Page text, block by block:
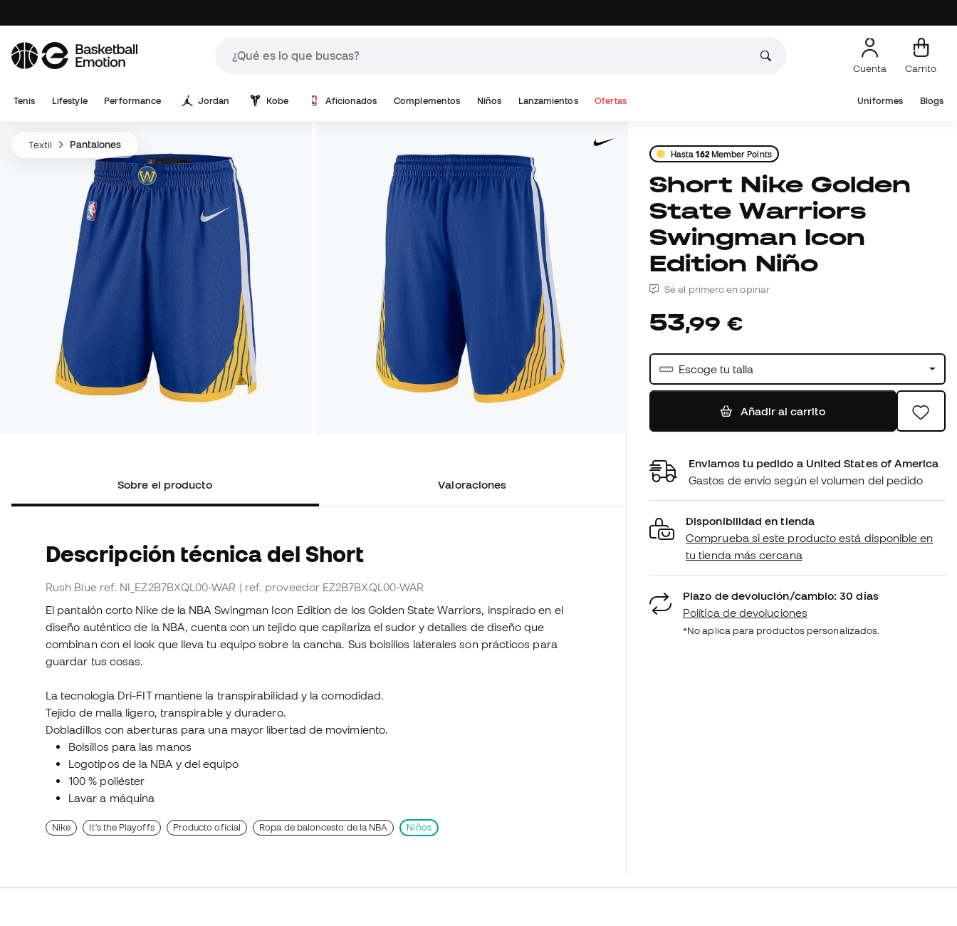
Cuenta Carrito
Tenis Lifestyle Performance Jordan Kobe Aficionados Complementos Niños Lanzamientos Ofertas Uniformes Blogs
Textil Pantalones
Sobre el producto Valoraciones
Descripción técnica del Short
Rush Blue ref. NI_EZ2B7BXQL00-WAR | ref. proveedor EZ2B7BXQL00-WAR
El pantalón corto Nike de la NBA Swingman Icon Edition de los Golden State Warriors, inspirado en el
diseño auténtico de la NBA, cuenta con un tejido que capilariza el sudor y detalles de diseño que
combinan con el look que lleva tu equipo sobre la cancha. Sus bolsillos laterales son prácticos para
guardar tus cosas.
La tecnología Dri-FIT mantiene la transpirabilidad y la comodidad.
Tejido de malla ligero, transpirable y duradero.
Dobladillos con aberturas para una mayor libertad de movimiento.
Bolsillos para las manos
Logotipos de la NBA y del equipo
100 % poliéster
Lavar a máquina
Nike It's the Playoffs Producto oficial Ropa de baloncesto de la NBA Niños
Hasta162Member Points
Short Nike Golden
State Warriors
Swingman Icon
Edition Niño
Sé el primero en opinar
53,99 €
Escoge tu talla
Añadir al carrito
Enviamos tu pedido a United States of America
Gastos de envío según el volumen del pedido
Disponibilidad en tienda
Comprueba si este producto está disponible en
tu tienda más cercana
Plazo de devolución/cambio: 30 días
Política de devoluciones
*No aplica para productos personalizados.